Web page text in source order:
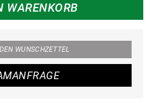
WARENKORB
WUNSCHZETTEL